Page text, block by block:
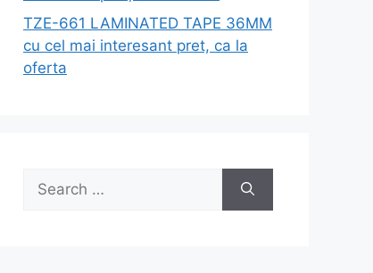
TZE-661 LAMINATED TAPE 36MM
cu cel mai interesant pret, ca la
oferta
Search
for: